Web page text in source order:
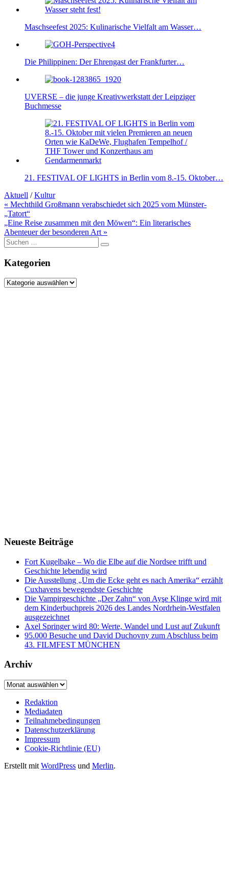
Maschseefest 2025: Kulinarische Vielfalt am Wasser…
Die Philippinen: Der Ehrengast der Frankfurter…
UVERSE – die junge Kreativwerkstatt der Leipziger
Buchmesse
21. FESTIVAL OF LIGHTS in Berlin vom 8.-15. Oktober…
Aktuell /Kultur
Beitragsnavigation
« Mechthild Großmann verabschiedet sich 2025 vom Münster-
„Tatort“
„Eine Reise zusammen mit den Möwen“: Ein literarisches
Abenteuer der besonderen Art »
Suche
nach:
Kategorien
Kategorien
Neueste Beiträge
Fort Kugelbake – Wo die Elbe auf die Nordsee trifft und
Geschichte lebendig wird
Die Ausstellung „Um die Ecke geht es nach Amerika“ erzählt
Cuxhavens bewegendste Geschichte
Die Vampirgeschichte „Der Zahn“ von Ayşe Klinge wird mit
dem Kinderbuchpreis 2026 des Landes Nordrhein-Westfalen
ausgezeichnet
Axel Springer wird 80: Werte, Wandel und Lust auf Zukunft
95.000 Besuche und David Duchovny zum Abschluss beim
43. FILMFEST MÜNCHEN
Archiv
Archiv
Redaktion
Mediadaten
Teilnahmebedingungen
Datenschutzerklärung
Impressum
Cookie-Richtlinie (EU)
Erstellt mit WordPress und Merlin.